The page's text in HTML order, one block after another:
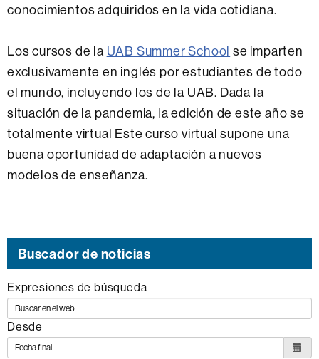
conocimientos adquiridos en la vida cotidiana.
Los cursos de la UAB Summer School se imparten
exclusivamente en inglés por estudiantes de todo
el mundo, incluyendo los de la UAB. Dada la
situación de la pandemia, la edición de este año se
totalmente virtual Este curso virtual supone una
buena oportunidad de adaptación a nuevos
modelos de enseñanza.
Buscador de noticias
Expresiones de búsqueda
Desde